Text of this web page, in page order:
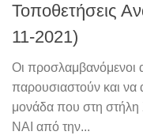
Τοποθετήσεις
11-2021)
Οι προσλαμβανόμενοι
παρουσιαστούν και να
μονάδα που στη
ΝΑΙ από την...